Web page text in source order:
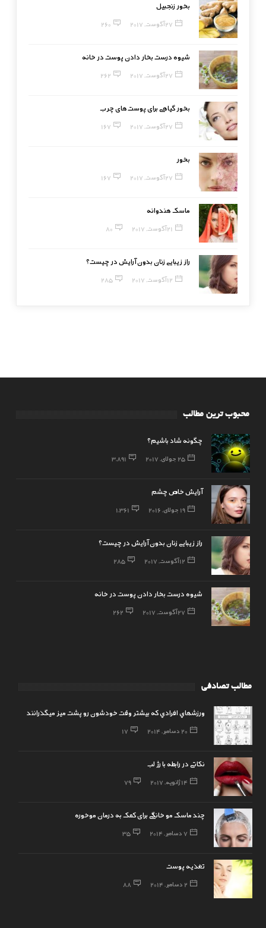
بخور زنجبیل
27 آگوست, 2017 260
شیوه درست بخار دادن پوست در خانه
27 آگوست, 2017 262
بخور گیاهی برای پوست‌های چرب
27 آگوست, 2017 167
بخور
27 آگوست, 2017 167
ماسک هندوانه
21 آگوست, 2017 80
راز زیبایی زنان بدون آرایش در چیست؟
12 آگوست, 2017 285
محبوب ترین مطالب
چگونه شاد باشیم؟
25 جولای, 2017 3,891
آرایش خاص چشم
19 جولای, 2016 1,361
راز زیبایی زنان بدون آرایش در چیست؟
12 آگوست, 2017 285
شیوه درست بخار دادن پوست در خانه
27 آگوست, 2017 262
مطالب تصادفی
ورزشهاي افرادي كه بيشتر وقت خودشون رو پشت ميز ميگذرانند
20 دسامبر, 2014 17
نکاتی در رابطه با رژ لب
14 ژانویه, 2017 79
چند ماسک مو خانگی برای کمک به درمان موخوره
7 دسامبر, 2014 35
تغذیه پوست
2 دسامبر, 2014 88